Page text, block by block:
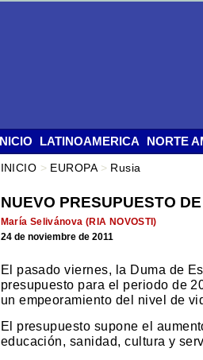
INICIO LATINOAMERICA NORTE
INICIO > EUROPA> Rusia
NUEVO PRESUPUESTO
María Selivánova (RIA NOVOSTI)
24 de noviembre de 2011
El pasado viernes, la Duma de
presupuesto para el periodo de
un empeoramiento del nivel de
El presupuesto supone el
educación, sanidad, cultura y